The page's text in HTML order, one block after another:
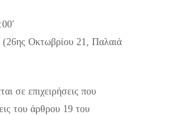
Οκτωβρίου 21, Παλαιά
σε επιχειρήσεις που
του άρθρου 19 του